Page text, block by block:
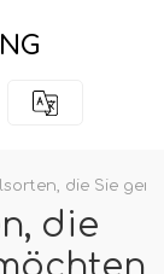
die Sie
die